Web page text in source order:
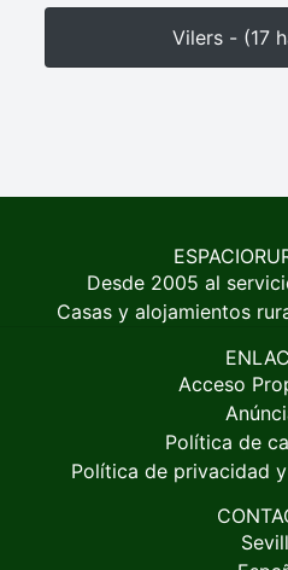
Vilers - (17
Desde 2005 al
Casas y alojamientos
Acceso
Política de
Política de privacidad